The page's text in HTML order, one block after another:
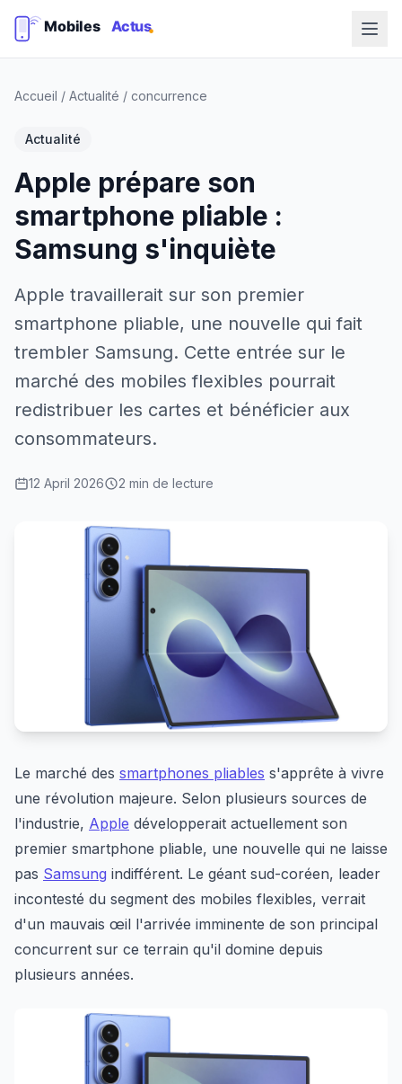
Accueil / Actualité / concurrence
Actualité
Apple prépare son
smartphone pliable :
Samsung s'inquiète
Apple travaillerait sur son premier
smartphone pliable, une nouvelle qui fait
trembler Samsung. Cette entrée sur le
marché des mobiles flexibles pourrait
redistribuer les cartes et bénéficier aux
consommateurs.
12 April 2026 2 min de lecture
Le marché des smartphones pliables s'apprête à vivre
une révolution majeure. Selon plusieurs sources de
l'industrie, Apple développerait actuellement son
premier smartphone pliable, une nouvelle qui ne laisse
pas Samsung indifférent. Le géant sud-coréen, leader
incontesté du segment des mobiles flexibles, verrait
d'un mauvais œil l'arrivée imminente de son principal
concurrent sur ce terrain qu'il domine depuis
plusieurs années.